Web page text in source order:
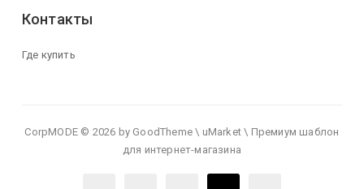
Контакты
Где купить
CorpMODE © 2026 by GoodTheme \ uMarket \ Премиум шаблон
для интернет-магазина